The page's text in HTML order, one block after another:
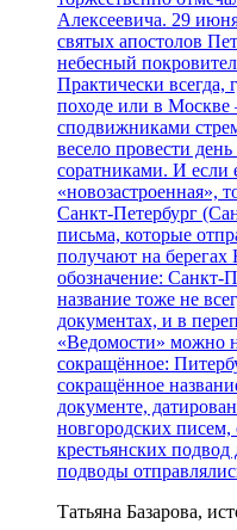
Алексеевича. 29
святых апостолов
небесный
Практически всегда,
походе или в Москве
сподвижниками
весело провести
соратниками. И если
«новозастроенная»,
Санкт-Петербург
письма, которые
получают на берегах
обозначение: Санкт-
название тоже не
документах, и в
«Ведомости» можно
сокращённое:
сокращённое
документе,
новгородских писем,
крестьянских
подводы
Татьяна Базарова,